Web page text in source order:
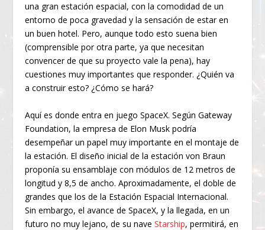
una gran estación espacial, con la comodidad de un
entorno de poca gravedad y la sensación de estar en
un buen hotel. Pero, aunque todo esto suena bien
(comprensible por otra parte, ya que necesitan
convencer de que su proyecto vale la pena), hay
cuestiones muy importantes que responder. ¿Quién va
a construir esto? ¿Cómo se hará?
Aquí es donde entra en juego SpaceX. Según Gateway
Foundation, la empresa de Elon Musk podría
desempeñar un papel muy importante en el montaje de
la estación. El diseño inicial de la estación von Braun
proponía su ensamblaje con módulos de 12 metros de
longitud y 8,5 de ancho. Aproximadamente, el doble de
grandes que los de la Estación Espacial Internacional.
Sin embargo, el avance de SpaceX, y la llegada, en un
futuro no muy lejano, de su naveStarship, permitirá, en